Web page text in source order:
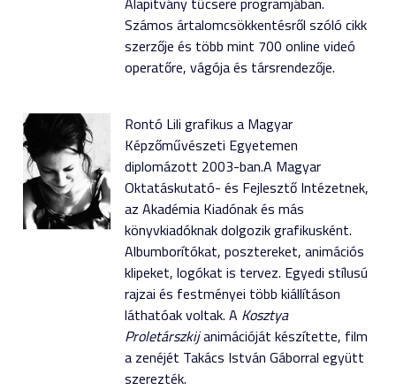
Számos ártalomcsökkentésről szóló cikk
szerzője és több mint 700 online videó
operatőre, vágója és társrendezője.
Rontó Lili grafikus a Magyar
Képzőművészeti Egyetemen
diplomázott 2003-ban.A Magyar
Oktatáskutató- és Fejlesztő Intézetnek,
az Akadémia Kiadónak és más
könyvkiadóknak dolgozik grafikusként.
Albumborítókat, posztereket, animációs
klipeket, logókat is tervez. Egyedi stílusú
rajzai és festményei több kiállításon
láthatóak voltak. A Kosztya
Proletárszkijanimációját készítette, film
a zenéjét Takács István Gáborral együtt
szerezték.